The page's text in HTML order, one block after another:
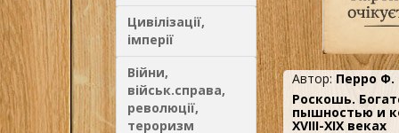
Цивілізації,
імперії
Війни,
військ.справа,
революції,
тероризм
Автор: Перро Ф.
Роскошь.
пышностью и
XVIII-XIX веках